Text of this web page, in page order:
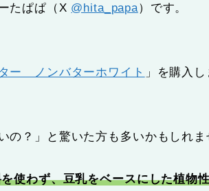
たぱぱ（X @hita_papa）です。
ー ノンバターホワイト 」を購入し
の？」と驚いた方も多いかもしれま
使わず、豆乳をベースにした植物